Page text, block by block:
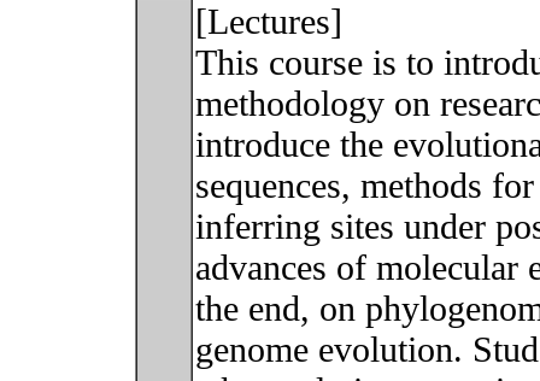
[Lectures]
This course is to
methodology on
introduce the
sequences, methods
inferring sites under
advances of
the end, on
genome evolution.